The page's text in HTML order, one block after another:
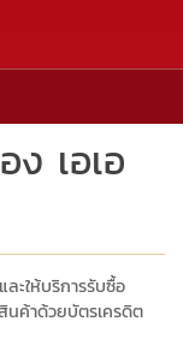
เอเอ
ะให้บริการรับซื้อ
นค้าด้วยบัตรเครดิต